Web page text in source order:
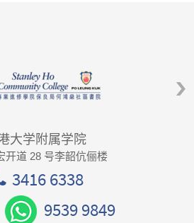
大学附属学院
开道 28 号李韶伉俪楼
3416 6338
9539 9849